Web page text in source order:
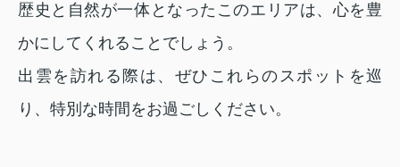
歴史と自然が一体となったこのエリアは、心を豊
かにしてくれることでしょう。
出雲を訪れる際は、ぜひこれらのスポットを巡
り、特別な時間をお過ごしください。